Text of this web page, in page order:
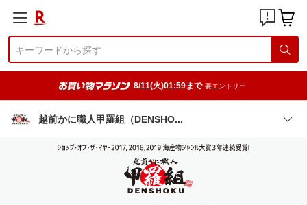
8/11(火)01:59まで 要エントリー
越前かに職人甲羅組（DENSHO